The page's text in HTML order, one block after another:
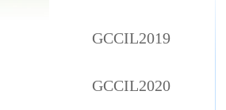
GCCIL2019
GCCIL2020